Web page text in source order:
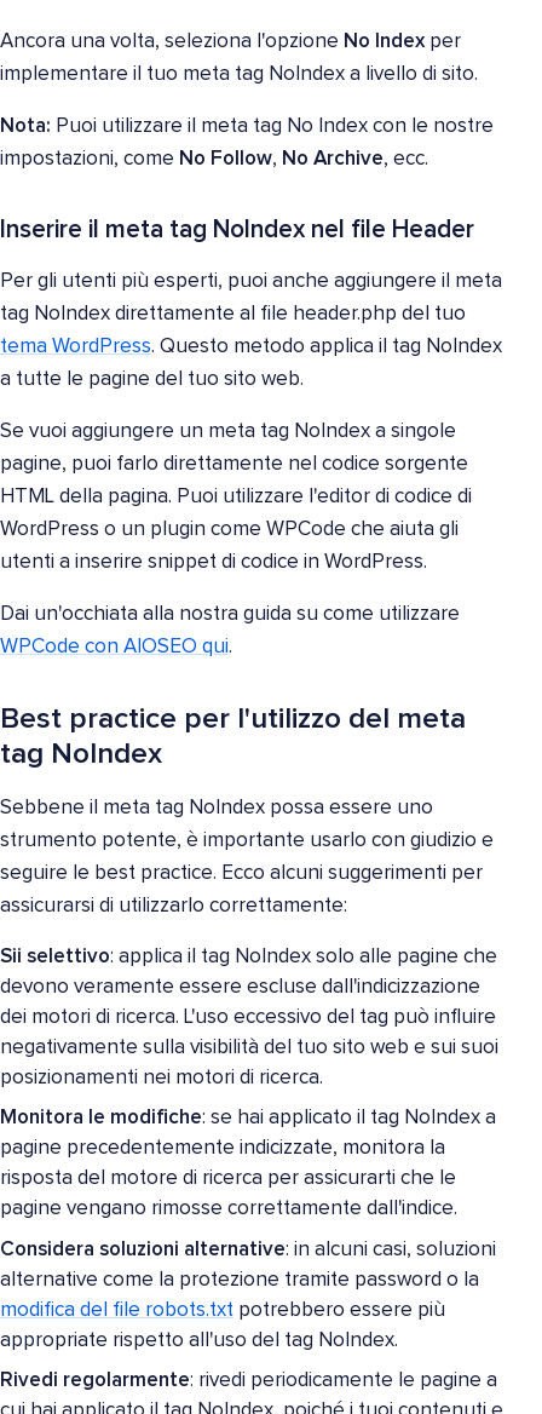
Ancora una volta, seleziona l'opzione No Indexper
implementare il tuo meta tag NoIndex a livello di sito.
Nota: Puoi utilizzare il meta tag No Index con le nostre
impostazioni, come No Follow, No Archive, ecc.
Inserire il meta tag NoIndex nel file Header
Per gli utenti più esperti, puoi anche aggiungere il meta
tag NoIndex direttamente al file header.php del tuo
tema WordPress. Questo metodo applica il tag NoIndex
a tutte le pagine del tuo sito web.
Se vuoi aggiungere un meta tag NoIndex a singole
pagine, puoi farlo direttamente nel codice sorgente
HTML della pagina. Puoi utilizzare l'editor di codice di
WordPress o un plugin come WPCode che aiuta gli
utenti a inserire snippet di codice in WordPress.
Dai un'occhiata alla nostra guida su come utilizzare
WPCode con AIOSEO qui.
Best practice per l'utilizzo del meta
tag NoIndex
Sebbene il meta tag NoIndex possa essere uno
strumento potente, è importante usarlo con giudizio e
seguire le best practice. Ecco alcuni suggerimenti per
assicurarsi di utilizzarlo correttamente:
Sii selettivo: applica il tag NoIndex solo alle pagine che
devono veramente essere escluse dall'indicizzazione
dei motori di ricerca. L'uso eccessivo del tag può influire
negativamente sulla visibilità del tuo sito web e sui suoi
posizionamenti nei motori di ricerca.
Monitora le modifiche: se hai applicato il tag NoIndex a
pagine precedentemente indicizzate, monitora la
risposta del motore di ricerca per assicurarti che le
pagine vengano rimosse correttamente dall'indice.
Considera soluzioni alternative: in alcuni casi, soluzioni
alternative come la protezione tramite password o la
modifica del file robots.txt potrebbero essere più
appropriate rispetto all'uso del tag NoIndex.
Rivedi regolarmente: rivedi periodicamente le pagine a